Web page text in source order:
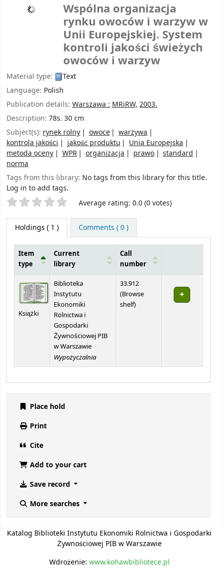
Wspólna organizacja
rynku owoców i warzyw w
Unii Europejskiej. System
kontroli jakości świeżych
owoców i warzyw
Material type:
Text
Language: Polish
Publication details: Warszawa : MRiRW, 2003.
Description: 78s. 30 cm
Subject(s): rynek rolny owoce
warzywa
kontrola jakości
jakość produktu
Unia Europejska
metoda oceny
WPR organizacja prawo
standard
norma
Tags from this library: No tags from this library for this title.
Log in to add tags.
Star ratings Average rating: 0.0 (0 votes)
Holdings ( 1 ) Comments ( 0 )
Item
type
Current
library
Call
number
Książki
Biblioteka
Instytutu
Ekonomiki
Rolnictwa i
Gospodarki
Żywnościowej PIB
w Warszawie
Wypożyczalnia
33.912
(Browse
shelf(Opens below)
)
Place hold
Print
Cite
Add to your cart
Save record
More searches
Katalog Biblioteki Instytutu Ekonomiki Rolnictwa i Gospodarki
Żywnościowej PIB w Warszawie
Wdrożenie: www.kohawbibliotece.pl